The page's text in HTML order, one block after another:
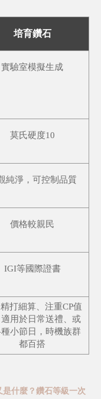
培育鑽石
實驗室模擬生成
莫氏硬度10
純淨，可控制品質
價格較親民
IGI等國際證書
打細算、注重CP值
用於日常送禮、或
小節日，時機族群
都百搭
什麼？鑽石等級一次